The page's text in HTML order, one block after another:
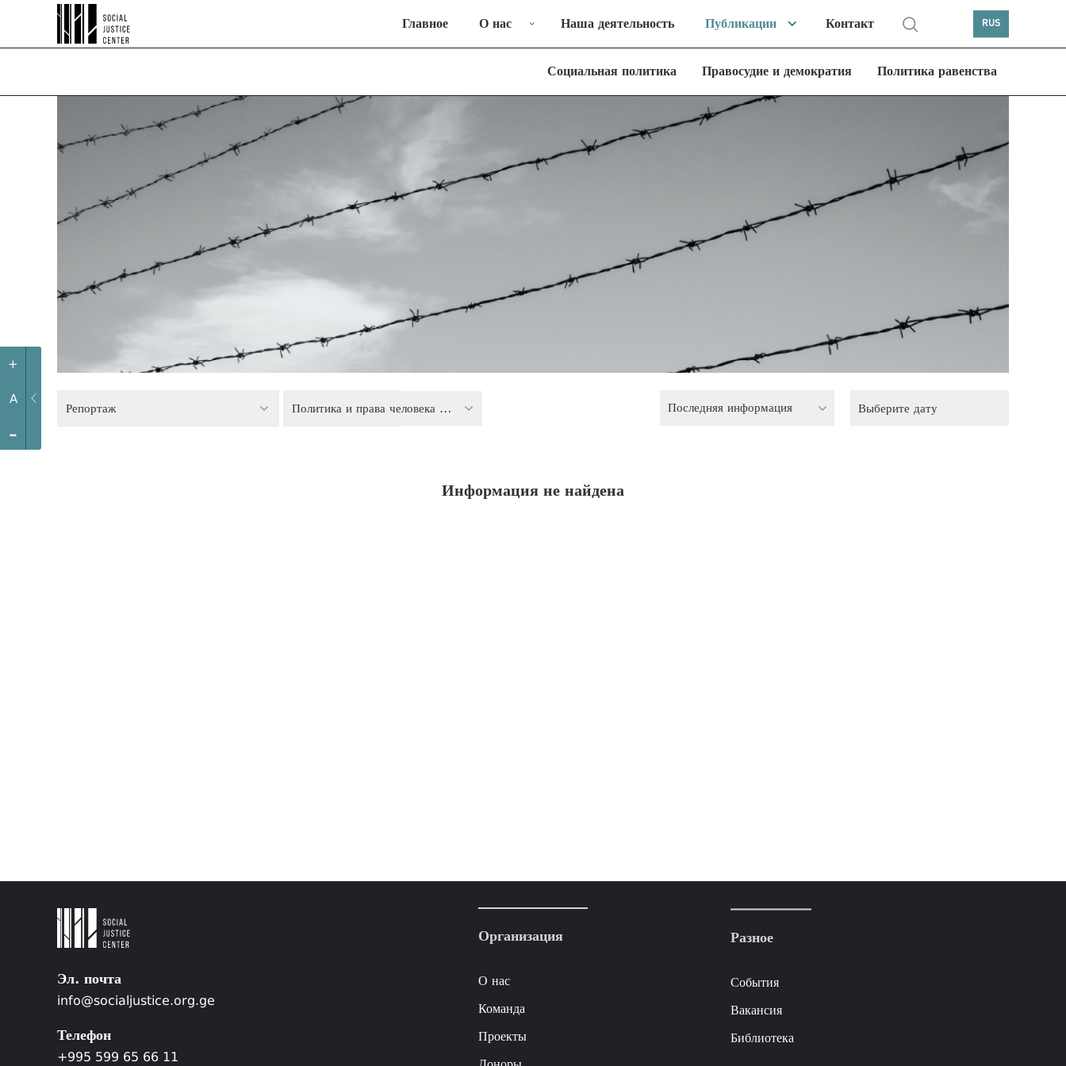
+
A
-
Главное О нас Наша деятельность Публикации Контакт RUS
Социальная политика Правосудие и демократия Политика равенства
Репортаж Политика и права человека в конфликтных регионах Последняя информация
Информация не найдена
Эл. почта
info@socialjustice.org.ge
Телефон
+995 599 65 66 11
Организация
О нас
Команда
Проекты
Разное
События
Вакансия
Библиотека